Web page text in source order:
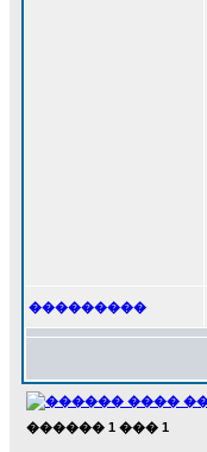
���������
������ 1 ��� 1